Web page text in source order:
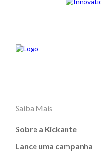
Saiba Mais
Sobre a Kickante
Lance uma campanha